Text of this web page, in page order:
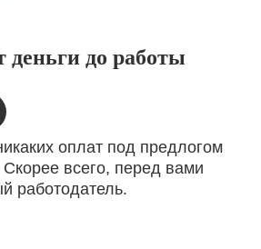
до работы
оплат под предлогом
Скорее всего, перед вами
работодатель.